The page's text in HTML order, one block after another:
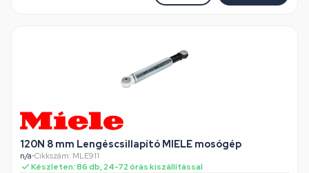
120N 8 mm Lengéscsillapító MIELE mosógép
n/a•Cikkszám: MLE911
Készleten: 86 db, 24-72 órás kiszállítással